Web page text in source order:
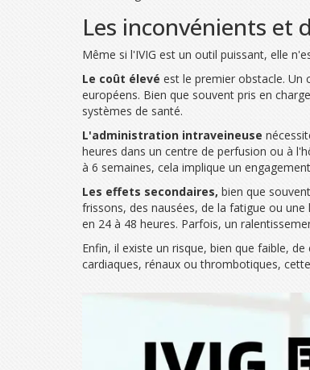
Les inconvénients et
Même si l'IVIG est un outil puissant, elle
Le coût élevé est le premier obstacle. Un
européens. Bien que souvent pris en
systèmes de santé.
L'administration intraveineuse
heures dans un centre de perfusion ou à
à 6 semaines, cela implique un
Les effets secondaires, bien que
frissons, des nausées, de la fatigue ou
en 24 à 48 heures. Parfois, un
Enfin, il existe un risque, bien que faible,
cardiaques, rénaux ou thrombotiques,